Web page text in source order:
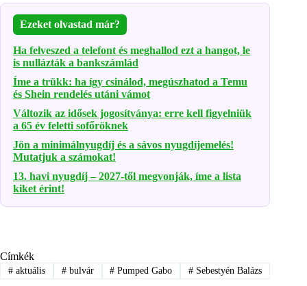
Ezeket olvastad már?
Ha felveszed a telefont és meghallod ezt a hangot, le
is nullázták a bankszámlád
Íme a trükk: ha így csinálod, megúszhatod a Temu
és Shein rendelés utáni vámot
Változik az idősek jogosítványa: erre kell figyelniük
a 65 év feletti sofőröknek
Jön a minimálnyugdíj és a sávos nyugdíjemelés!
Mutatjuk a számokat!
13. havi nyugdíj – 2027-től megvonják, íme a lista
kiket érint!
Címkék
#aktuális #bulvár # Pumped Gabo # Sebestyén Balázs